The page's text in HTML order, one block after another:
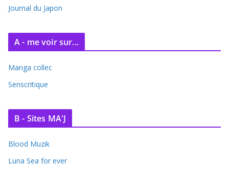
e
Journal du Japon
A - me voir sur...
Manga collec
Senscritique
B - Sites MA'J
Blood Muzik
Luna Sea for ever